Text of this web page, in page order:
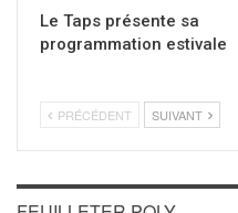
Le Taps présente sa
programmation estivale
PRÉCÉDENT SUIVANT